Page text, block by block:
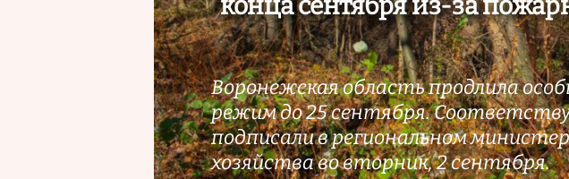
Воронежская область продлила
режим до 25 сентября.
подписали в региональном
хозяйства во вторник, 2 сентября.